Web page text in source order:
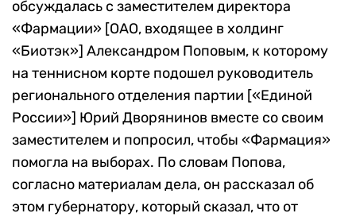
обсуждалась с заместителем директора
«Фармации» [ОАО, входящее в холдинг
«Биотэк»] Александром Поповым, к которому
на теннисном корте подошел руководитель
регионального отделения партии [«Единой
России»] Юрий Дворянинов вместе со своим
заместителем и попросил, чтобы «Фармация»
помогла на выборах. По словам Попова,
согласно материалам дела, он рассказал об
этом губернатору, который сказал, что от